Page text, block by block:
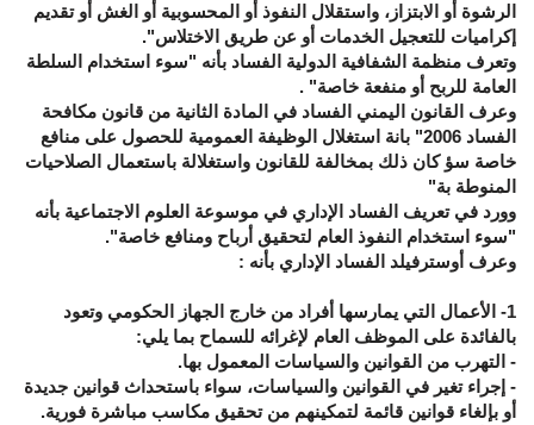
الرشوة أو الابتزاز، واستقلال النفوذ أو المحسوبية أو الغش أو تقديم
إكراميات للتعجيل الخدمات أو عن طريق الاختلاس".
وتعرف منظمة الشفافية الدولية الفساد بأنه "سوء استخدام السلطة
العامة للربح أو منفعة خاصة" .
وعرف القانون اليمني الفساد في المادة الثانية من قانون مكافحة
الفساد 2006" بانة استغلال الوظيفة العمومية للحصول على منافع
خاصة سؤ كان ذلك بمخالفة للقانون واستغلالة باستعمال الصلاحيات
المنوطة بة"
وورد في تعريف الفساد الإداري في موسوعة العلوم الاجتماعية بأنه
"سوء استخدام النفوذ العام لتحقيق أرباح ومنافع خاصة".
وعرف أوسترفيلد الفساد الإداري بأنه :
1- الأعمال التي يمارسها أفراد من خارج الجهاز الحكومي وتعود
بالفائدة على الموظف العام لإغرائه للسماح بما يلي:
- التهرب من القوانين والسياسات المعمول بها.
- إجراء تغير في القوانين والسياسات، سواء باستحداث قوانين جديدة
أو بإلغاء قوانين قائمة لتمكينهم من تحقيق مكاسب مباشرة فورية.